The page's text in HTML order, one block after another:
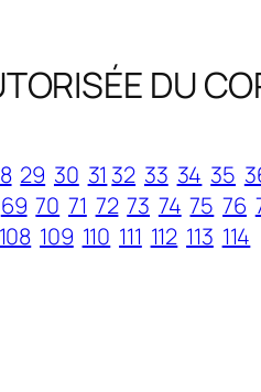
DU
29 30 31 32 33 34 35
69 70 71 72 73 74 75 76
108 109 110 111 112 113 114